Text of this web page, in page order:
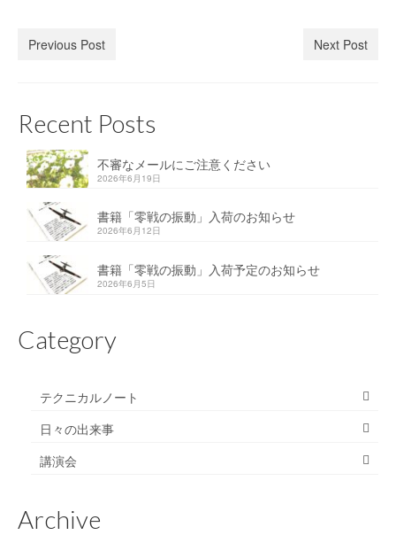
Previous Post Next Post
Recent Posts
不審なメールにご注意ください
2026年6月19日
書籍「零戦の振動」入荷のお知らせ
2026年6月12日
書籍「零戦の振動」入荷予定のお知らせ
2026年6月5日
Category
テクニカルノート
日々の出来事
講演会
Archive